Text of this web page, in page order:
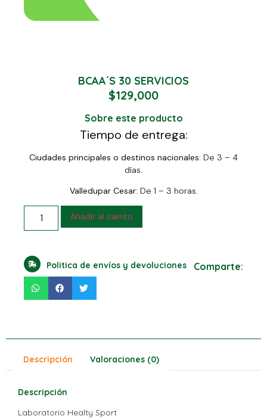
BCAA´S 30 SERVICIOS
$129,000
Sobre este producto
Tiempo de entrega:
Ciudades principales o destinos nacionales: De 3 – 4
días.
Valledupar Cesar: De 1 – 3 horas.
Añadir al carrito
Politica de envíos y devoluciones Comparte:
Descripción Valoraciones (0)
Descripción
Laboratorio Healty Sport